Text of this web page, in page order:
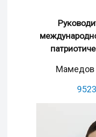
Мамедов